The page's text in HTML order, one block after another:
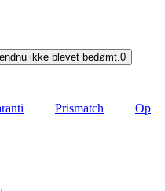
ikke blevet bedømt.0
Prismatch
Op